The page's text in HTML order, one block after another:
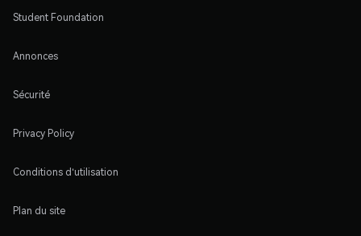
Student Foundation
Annonces
Sécurité
Privacy Policy
Conditions d'utilisation
Plan du site